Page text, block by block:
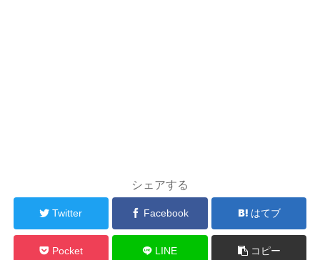
シェアする
Twitter Facebook はてブ
Pocket LINE コピー